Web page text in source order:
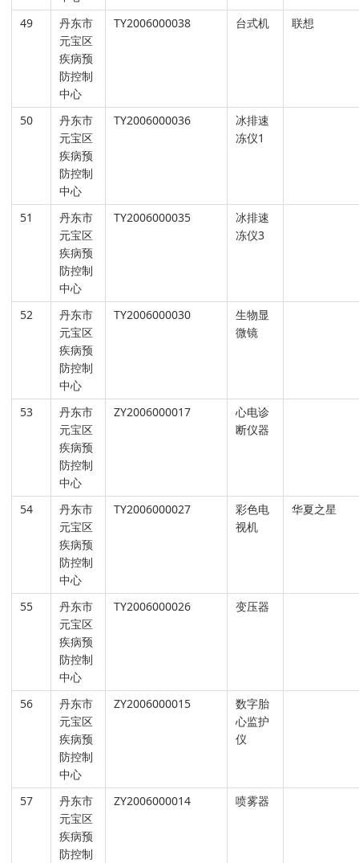
49
丹东市
元宝区
疾病预
防控制
中心
TY2006000038 台式机 联想
50
丹东市
元宝区
疾病预
防控制
中心
TY2006000036
冰排速
冻仪1
51
丹东市
元宝区
疾病预
防控制
中心
TY2006000035
冰排速
冻仪3
52
丹东市
元宝区
疾病预
防控制
中心
TY2006000030
生物显
微镜
53
丹东市
元宝区
疾病预
防控制
中心
ZY2006000017
心电诊
断仪器
54
丹东市
元宝区
疾病预
防控制
中心
TY2006000027
彩色电
视机
华夏之星
55
丹东市
元宝区
疾病预
防控制
中心
TY2006000026 变压器
56
丹东市
元宝区
疾病预
防控制
中心
ZY2006000015
数字胎
心监护
仪
57
丹东市
元宝区
疾病预
防控制
ZY2006000014 喷雾器